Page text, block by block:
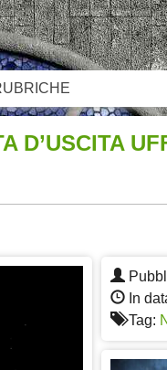
D’USCITA
In
Tag: